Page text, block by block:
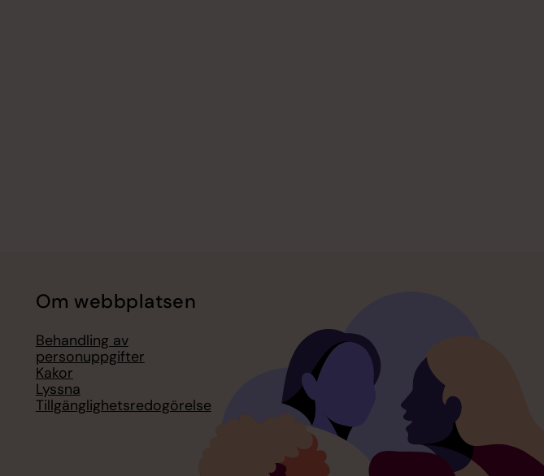
Om webbplatsen
Behandling av
personuppgifter
Kakor
Lyssna
Tillgänglighetsredogörelse